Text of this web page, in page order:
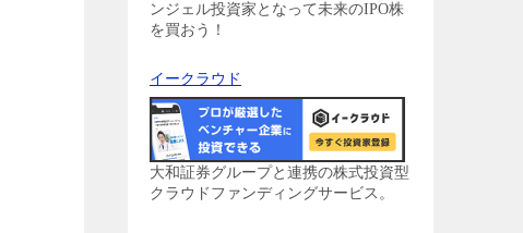
ンジェル投資家となって未来のIPO株
を買おう！
イークラウド
大和証券グループと連携の株式投資型
クラウドファンディングサービス。